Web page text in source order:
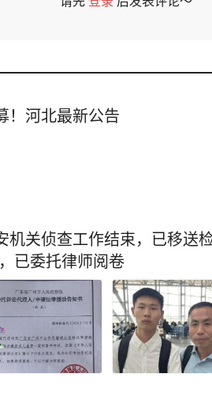
！河北最新公告
机关侦查工作结束，已移送
已委托律师阅卷